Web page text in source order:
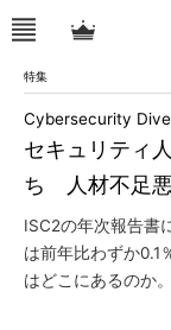
特集
セキュリティ
ち 人材不足悪
Cybersecurity Dive
ISC2の年次報告書
は前年比わずか0.1
はどこにあるのか。